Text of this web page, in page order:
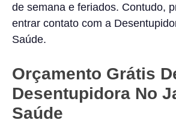
de semana e feriados. Contudo,
entrar contato com a
Saúde.
Orçamento Grátis
Desentupidora No
Saúde